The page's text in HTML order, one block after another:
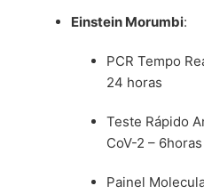
Einstein Morumbi:
PCR Tempo
24 horas
Teste Rápido
CoV-2 – 6horas
Painel